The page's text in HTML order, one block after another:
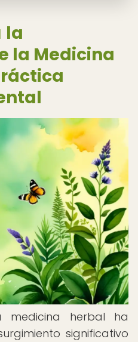
la
la Medicina
medicina herbal ha
significativo